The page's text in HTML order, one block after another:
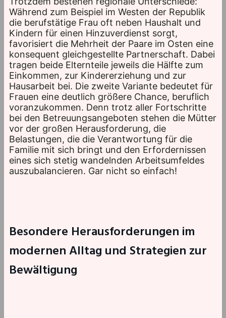
Während zum Beispiel im Westen der Republik
die berufstätige Frau oft neben Haushalt und
Kindern für einen Hinzuverdienst sorgt,
favorisiert die Mehrheit der Paare im Osten eine
konsequent gleichgestellte Partnerschaft. Dabei
tragen beide Elternteile jeweils die Hälfte zum
Einkommen, zur Kindererziehung und zur
Hausarbeit bei. Die zweite Variante bedeutet für
Frauen eine deutlich größere Chance, beruflich
voranzukommen. Denn trotz aller Fortschritte
bei den Betreuungsangeboten stehen die Mütter
vor der großen Herausforderung, die
Belastungen, die die Verantwortung für die
Familie mit sich bringt und den Erfordernissen
eines sich stetig wandelnden Arbeitsumfeldes
auszubalancieren. Gar nicht so einfach!
Besondere Herausforderungen im
modernen Alltag und Strategien zur
Bewältigung